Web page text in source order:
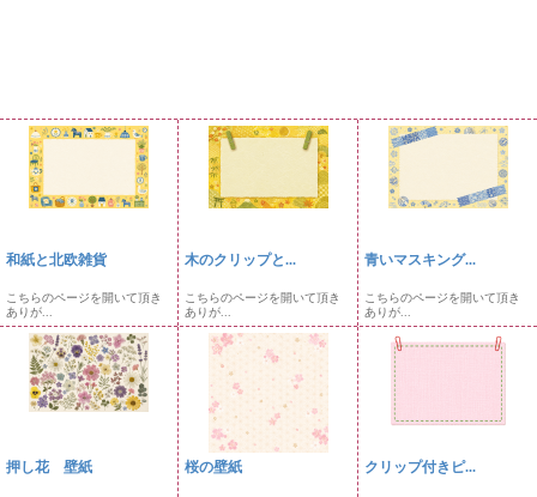
和紙と北欧雑貨
こちらのページを開いて頂き
ありが...
木のクリップと...
こちらのページを開いて頂き
ありが...
青いマスキング...
こちらのページを開いて頂き
ありが...
押し花 壁紙 桜の壁紙 クリップ付きピ...